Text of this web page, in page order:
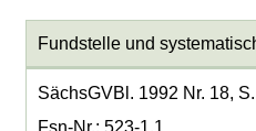
Fundstelle und
SächsGVBl. 1992 Nr. 18,
Fsn-Nr.: 523-1.1